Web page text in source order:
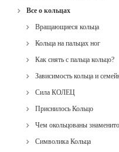
Все о кольцах
Вращающиеся кольца
Кольца на пальцах ног
Как снять с пальца кольцо?
Зависимость кольца и
Сила КОЛЕЦ
Приснилось Кольцо
Чем окольцованы
Символика Кольца